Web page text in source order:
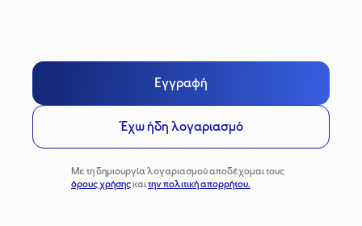
Εγγραφή
Έχω ήδη λογαριασμό
Με τη δημιουργία λογαριασμού αποδέχομαι τους
όρους χρήσηςκαιτην πολιτική απορρήτου.